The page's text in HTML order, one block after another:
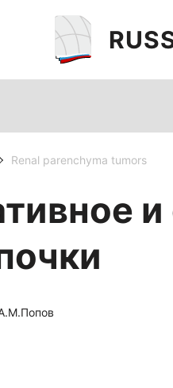
Renal parenchyma tumors